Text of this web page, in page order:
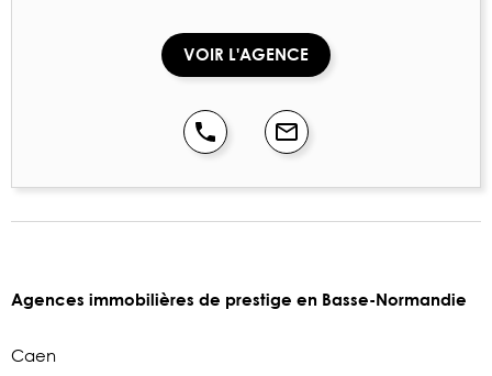
VOIR L'AGENCE
Agences immobilières de prestige en Basse-Normandie
Caen